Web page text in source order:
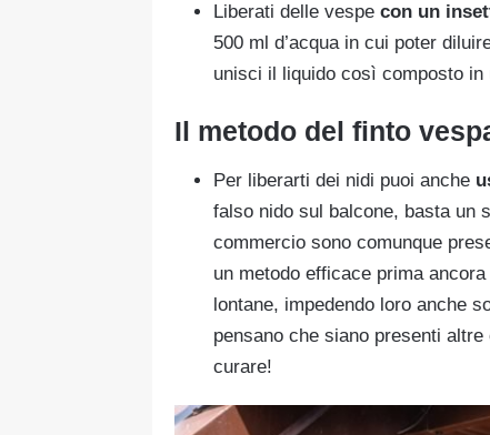
Liberati delle vespe con un
500 ml d’acqua in cui poter
unisci il liquido così composto
Il metodo del finto
Per liberarti dei nidi puoi anche
falso nido sul balcone, basta un
commercio sono comunque
un metodo efficace prima
lontane, impedendo loro anche
pensano che siano presenti
curare!